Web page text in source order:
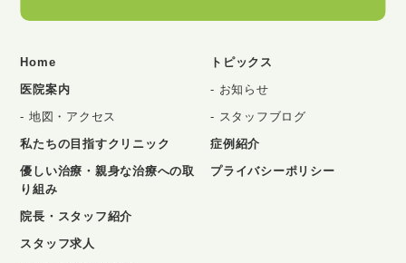
Home
医院案内
地図・アクセス
私たちの目指すクリニック
優しい治療・親身な治療への取
り組み
院長・スタッフ紹介
スタッフ求人
トピックス
お知らせ
スタッフブログ
症例紹介
プライバシーポリシー